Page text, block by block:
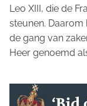
Leo XIII, die de
steunen.
de gang van
Heer genoemd